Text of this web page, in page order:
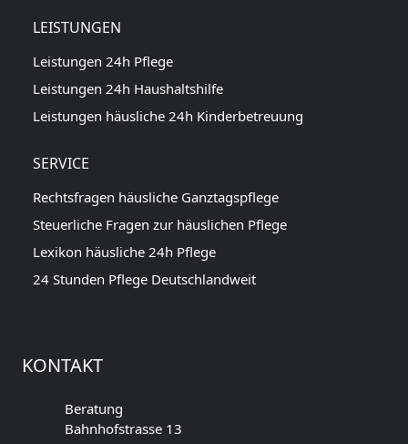
LEISTUNGEN
Leistungen 24h Pflege
Leistungen 24h Haushaltshilfe
Leistungen häusliche 24h Kinderbetreuung
SERVICE
Rechtsfragen häusliche Ganztagspflege
Steuerliche Fragen zur häuslichen Pflege
Lexikon häusliche 24h Pflege
24 Stunden Pflege Deutschlandweit
KONTAKT
Beratung
Bahnhofstrasse 13